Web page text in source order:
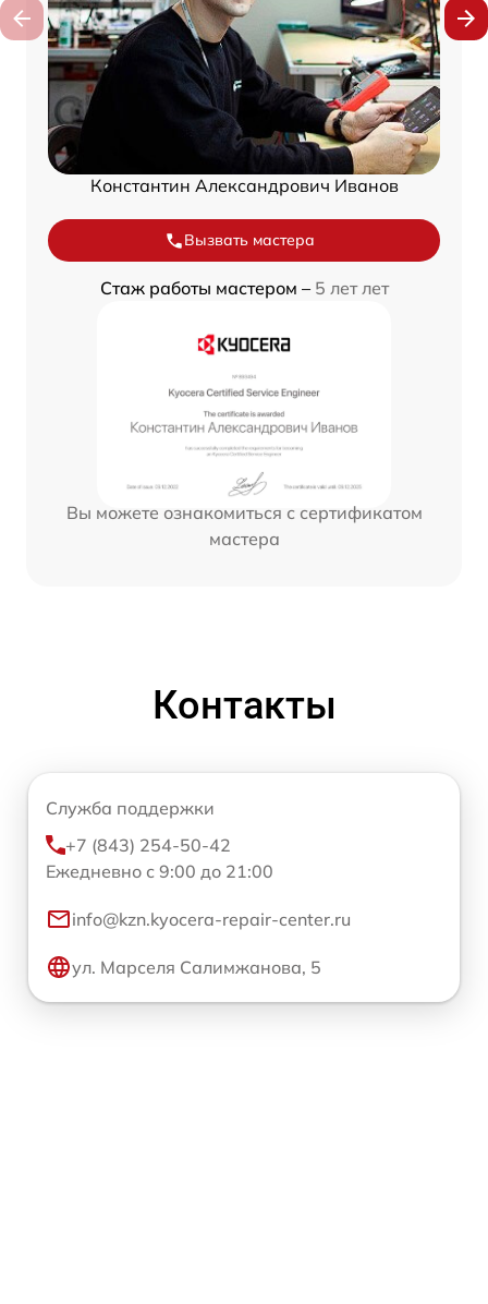
Константин Александрович Иванов
Вызвать мастера
Стаж работы мастером – 5 лет лет
Вы можете ознакомиться с сертификатом
мастера
Контакты
Служба поддержки
+7 (843) 254-50-42
Ежедневно с 9:00 до 21:00
info@kzn.kyocera-repair-center.ru
ул. Марселя Салимжанова, 5